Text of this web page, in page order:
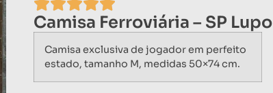
Camisa Ferroviária – SP Lupo
Camisa exclusiva de jogador em perfeito
estado, tamanho M, medidas 50×74 cm.